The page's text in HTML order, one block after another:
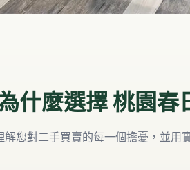
什麼選擇 桃園春
解您對二手買賣的每一個擔憂，並用